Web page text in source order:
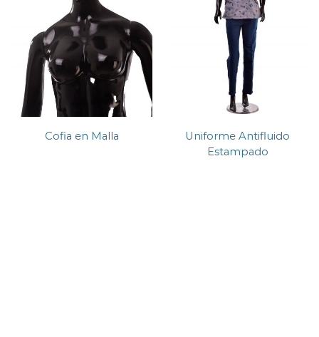
Cofia en Malla
Uniforme Antifluido
Estampado